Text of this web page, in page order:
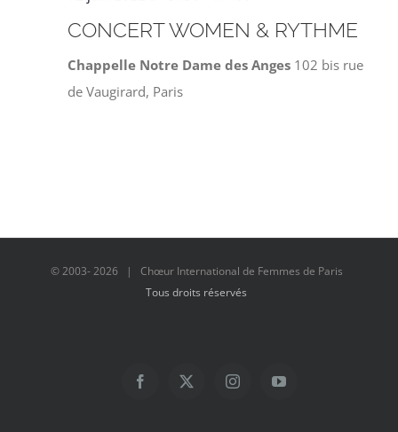
CONCERT WOMEN & RYTHME
Chappelle Notre Dame des Anges 102 bis rue
de Vaugirard, Paris
© 2003-2026 | Chœur International de Femmes de Paris
Tous droits réservés
Facebook
X InstagramYouTube